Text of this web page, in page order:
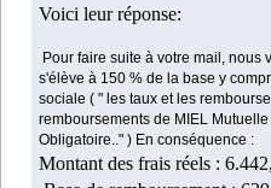
Voici leur réponse:
Pour faire suite à votre mail, nous
s'élève à 150 % de la base y
sociale ( " les taux et les
remboursements de MIEL
Obligatoire.." ) En conséquence :
Montant des frais réels :